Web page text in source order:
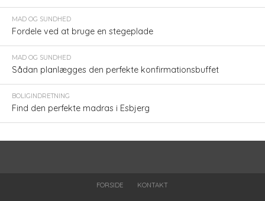
MAD OG SUNDHED
Fordele ved at bruge en stegeplade
MAD OG SUNDHED
Sådan planlægges den perfekte konfirmationsbuffet
BOLIGINDRETNING
Find den perfekte madras i Esbjerg
FORSIDE KONTAKT